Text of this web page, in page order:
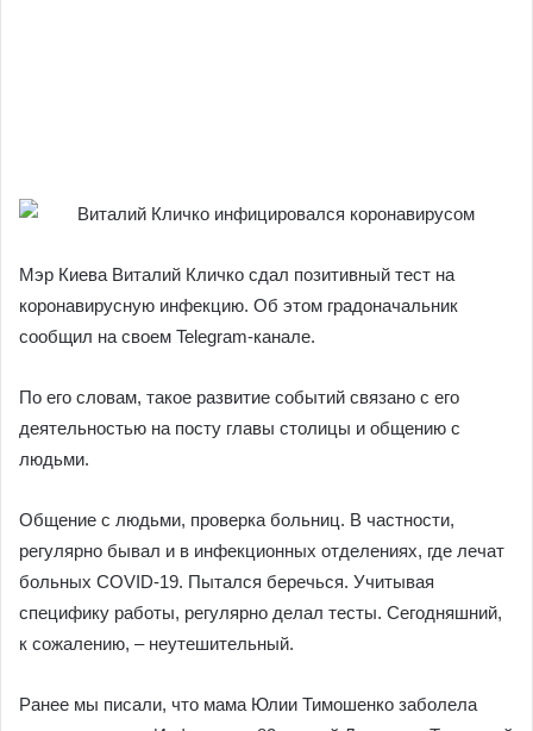
Мэр Киева Виталий Кличко сдал позитивный тест на
коронавирусную инфекцию. Об этом градоначальник
сообщил на своем Telegram-канале.
По его словам, такое развитие событий связано с его
деятельностью на посту главы столицы и общению с
людьми.
Общение с людьми, проверка больниц. В частности,
регулярно бывал и в инфекционных отделениях, где лечат
больных COVID-19. Пытался беречься. Учитывая
специфику работы, регулярно делал тесты. Сегодняшний,
к сожалению, – неутешительный.
Ранее мы писали, что мама Юлии Тимошенко заболела